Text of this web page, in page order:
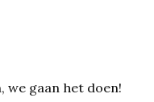
we gaan het doen!